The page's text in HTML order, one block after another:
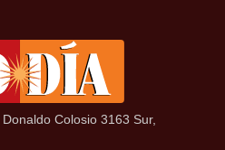
Colosio 3163 Sur,